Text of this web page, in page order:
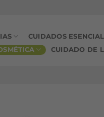
CUIDADOS
CUIDADO DE